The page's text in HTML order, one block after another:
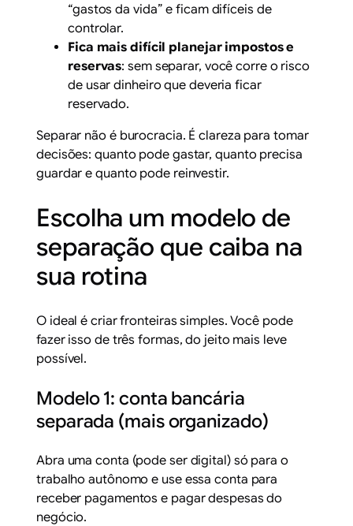
“gastos da vida” e ficam difíceis de
controlar.
Fica mais difícil planejar impostos e
reservas: sem separar, você corre o risco
de usar dinheiro que deveria ficar
reservado.
Separar não é burocracia. É clareza para tomar
decisões: quanto pode gastar, quanto precisa
guardar e quanto pode reinvestir.
Escolha um modelo de
separação que caiba na
sua rotina
O ideal é criar fronteiras simples. Você pode
fazer isso de três formas, do jeito mais leve
possível.
Modelo 1: conta bancária
separada (mais organizado)
Abra uma conta (pode ser digital) só para o
trabalho autônomo e use essa conta para
receber pagamentos e pagar despesas do
negócio.